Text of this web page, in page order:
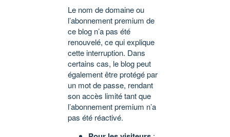
Le nom de domaine ou
l’abonnement premium de
ce blog n’a pas été
renouvelé, ce qui explique
cette interruption. Dans
certains cas, le blog peut
également être protégé par
un mot de passe, rendant
son accès limité tant que
l’abonnement premium n’a
pas été réactivé.